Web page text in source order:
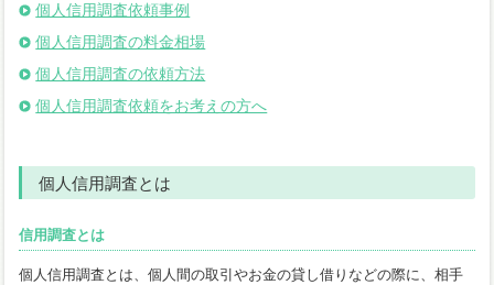
個人信用調査依頼事例
個人信用調査の料金相場
個人信用調査の依頼方法
個人信用調査依頼をお考えの方へ
個人信用調査とは
信用調査とは
個人信用調査とは、個人間の取引やお金の貸し借りなどの際に、相手